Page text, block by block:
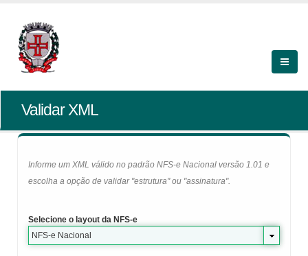
Validar XML
Informe um XML válido no padrão NFS-e Nacional versão 1.01 e
escolha a opção de validar "estrutura" ou "assinatura".
Selecione o layout da NFS-e
NFS-e Nacional